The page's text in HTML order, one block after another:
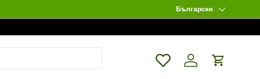
Език
Български
WishlistВлизане / Log in
Количка